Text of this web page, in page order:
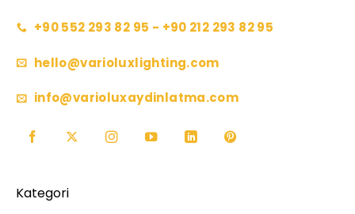
+90 552 293 82 95 - +90 212 293 82 95
hello@varioluxlighting.com
info@varioluxaydinlatma.com
Kategori